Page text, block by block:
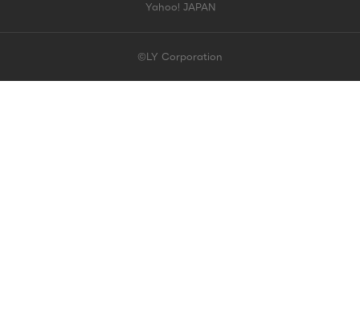
Yahoo! JAPAN
©LY Corporation
このコンテンツは掲載が終了しました | LINE占い